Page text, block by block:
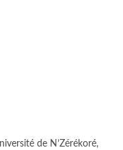
de N’Zérékoré,